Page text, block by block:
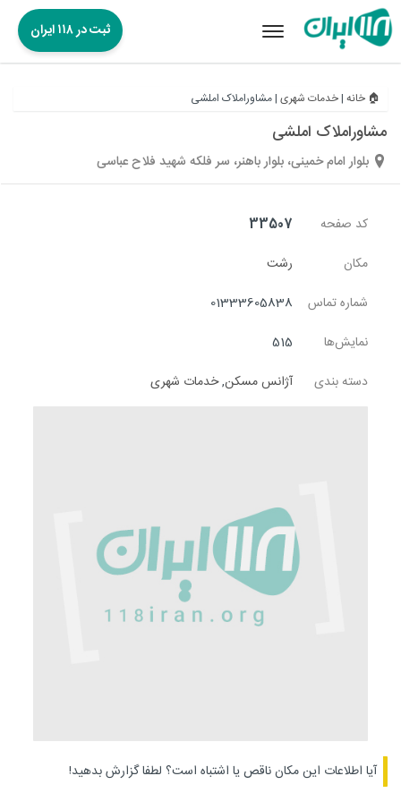
Toggle
ثبت در ۱۱۸ ایران
🏠 خانه |خدمات شهری |مشاوراملاک املشی
مشاوراملاک املشی
بلوار امام خمینی، بلوار باهنر، سر فلکه شهید فلاح عباسی
کد صفحه
33507
مکان
رشت
شماره تماس
01333605838
نمایش‌ها
515
دسته بندی
آژانس مسکن,خدمات شهری
آیا اطلاعات این مکان ناقص یا اشتباه است؟ لطفا گزارش بدهید!